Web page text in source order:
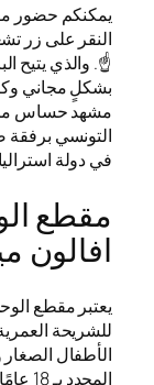
يمكنكم حضور
النقر على زر
☝️. والذي يتيح
بشكلٍ مجاني
مشهد حساس من
التونسي برفقة
في دولة
مقطع
افالون
يعتبر مقطع
للشريحة
الأطفال الصغار